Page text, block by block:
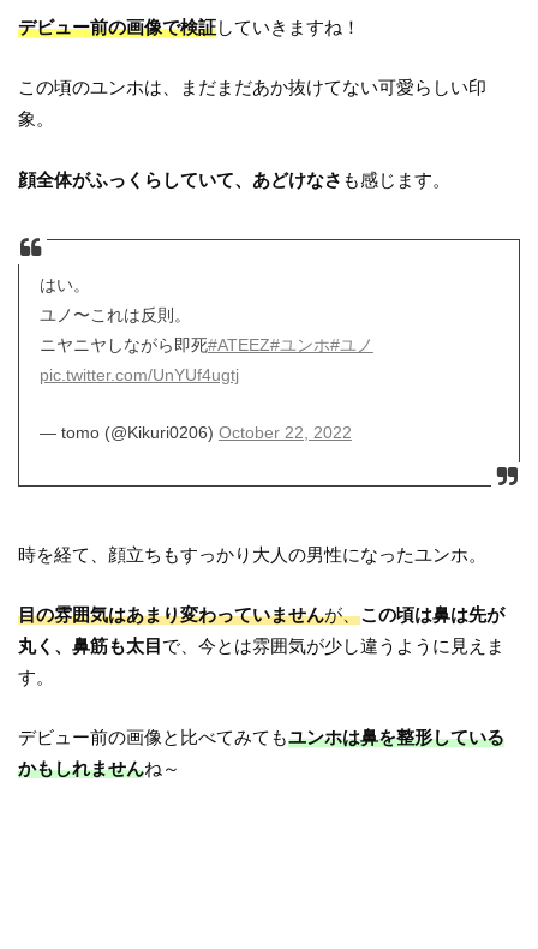
デビュー前の画像で検証していきますね！
この頃のユンホは、まだまだあか抜けてない可愛らしい印
象。
顔全体がふっくらしていて、あどけなさ も感じます。
はい。
ユノ〜これは反則。
ニヤニヤしながら即死#ATEEZ#ユンホ#ユノ
pic.twitter.com/UnYUf4ugtj
— tomo (@Kikuri0206) October 22, 2022
時を経て、顔立ちもすっかり大人の男性になったユンホ。
目の雰囲気はあまり変わっていませんが、この頃は鼻は先が
丸く、鼻筋も太目 で、今とは雰囲気が少し違うように見えま
す。
デビュー前の画像と比べてみてもユンホは鼻を整形している
かもしれませんね～